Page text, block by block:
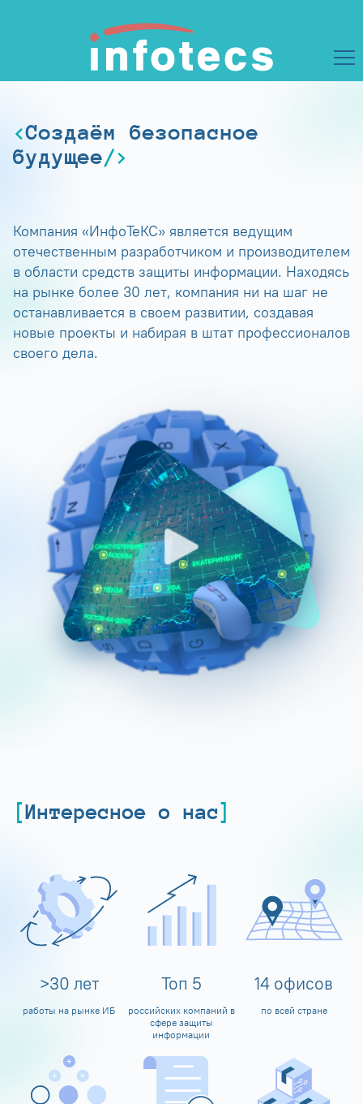
Создаём безопасное
будущее
Компания «ИнфоТеКС» является ведущим
отечественным разработчиком и производителем
в области средств защиты информации. Находясь
на рынке более 30 лет, компания ни на шаг не
останавливается в своем развитии, создавая
новые проекты и набирая в штат профессионалов
своего дела.
Интересное о нас
>30 лет
работы на рынке ИБ
Топ 5
российских компаний в
сфере защиты
информации
14 офисов
по всей стране